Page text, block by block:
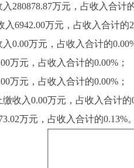
万元，占收入合计的
入6942.00万元，占收入合计
万元，占收入合计的
元，占收入合计的0.00%；
元，占收入合计的0.00%；
入0.00万元，占收入合计的
万元，占收入合计的0.13%